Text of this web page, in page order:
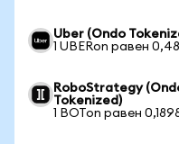
Uber (Ondo
1 UBERon равен
RoboStrategy
Tokenized)
1 BOTon равен